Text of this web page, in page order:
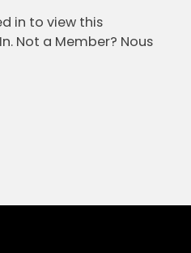
in to view this
Not a Member? Nous